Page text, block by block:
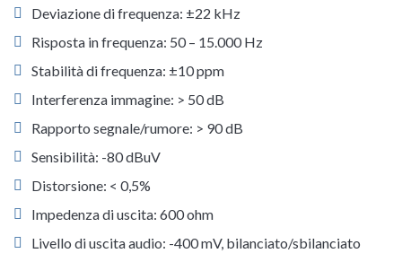
Deviazione di frequenza: ±22 kHz
Risposta in frequenza: 50 – 15.000 Hz
Stabilità di frequenza: ±10 ppm
Interferenza immagine: > 50 dB
Rapporto segnale/rumore: > 90 dB
Sensibilità: -80 dBuV
Distorsione: < 0,5%
Impedenza di uscita: 600 ohm
Livello di uscita audio: -400 mV, bilanciato/sbilanciato